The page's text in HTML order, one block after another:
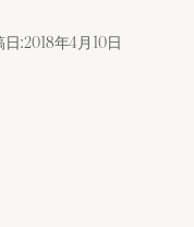
日:2018年4月10日